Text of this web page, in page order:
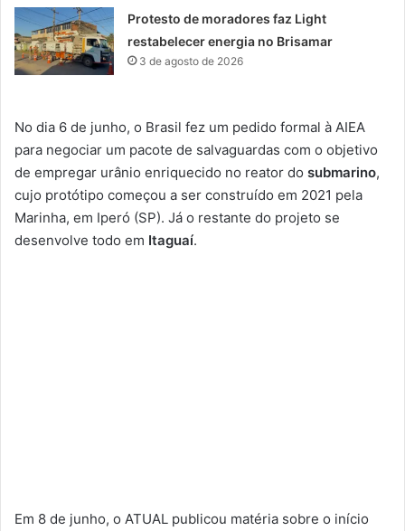
Protesto de moradores faz Light
restabelecer energia no Brisamar
3 de agosto de 2026
No dia 6 de junho, o Brasil fez um pedido formal à AIEA
para negociar um pacote de salvaguardas com o objetivo
de empregar urânio enriquecido no reator do submarino,
cujo protótipo começou a ser construído em 2021 pela
Marinha, em Iperó (SP). Já o restante do projeto se
desenvolve todo em Itaguaí.
Em 8 de junho, o ATUAL publicou matéria sobre o início